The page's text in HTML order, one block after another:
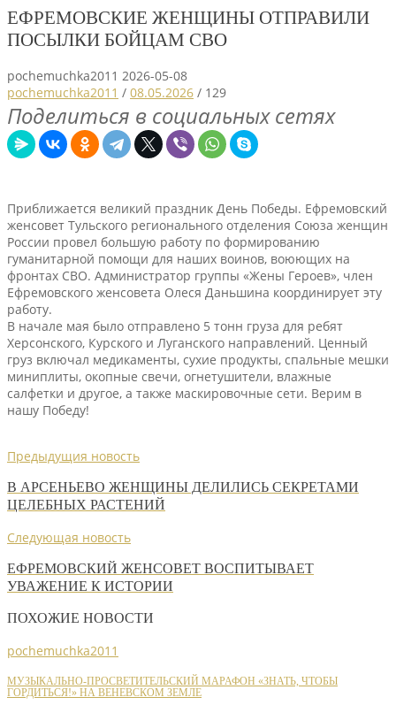
ЕФРЕМОВСКИЕ ЖЕНЩИНЫ ОТПРАВИЛИ
ПОСЫЛКИ БОЙЦАМ СВО
pochemuchka2011 2026-05-08
pochemuchka2011 / 08.05.2026 / 129
Поделиться в социальных сетях
Приближается великий праздник День Победы. Ефремовский
женсовет Тульского регионального отделения Союза женщин
России провел большую работу по формированию
гуманитарной помощи для наших воинов, воюющих на
фронтах СВО. Администратор группы «Жены Героев», член
Ефремовского женсовета Олеся Даньшина координирует эту
работу.
В начале мая было отправлено 5 тонн груза для ребят
Херсонского, Курского и Луганского направлений. Ценный
груз включал медикаменты, сухие продукты, спальные мешки
миниплиты, окопные свечи, огнетушители, влажные
салфетки и другое, а также маскировочные сети. Верим в
нашу Победу!
Предыдущия новость
В АРСЕНЬЕВО ЖЕНЩИНЫ ДЕЛИЛИСЬ СЕКРЕТАМИ
ЦЕЛЕБНЫХ РАСТЕНИЙ
Следующая новость
ЕФРЕМОВСКИЙ ЖЕНСОВЕТ ВОСПИТЫВАЕТ
УВАЖЕНИЕ К ИСТОРИИ
ПОХОЖИЕ НОВОСТИ
pochemuchka2011
МУЗЫКАЛЬНО-ПРОСВЕТИТЕЛЬСКИЙ МАРАФОН «ЗНАТЬ, ЧТОБЫ
ГОРДИТЬСЯ!» НА ВЕНЕВСКОМ ЗЕМЛЕ